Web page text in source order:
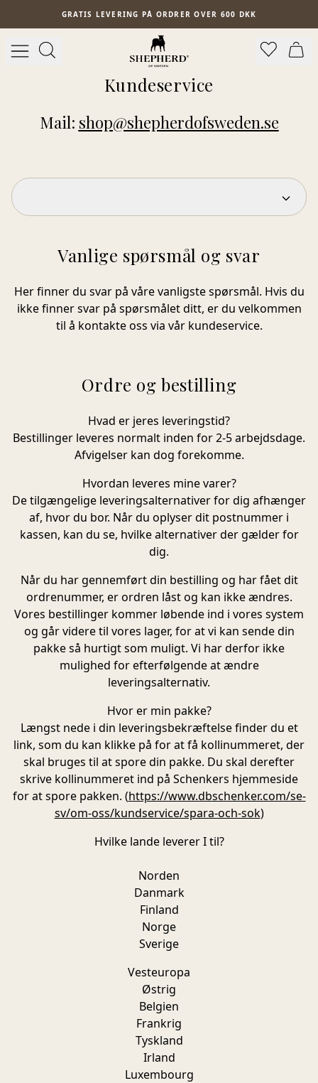
Spring til hovedindholdGRATIS LEVERING PÅ ORDRER OVER 600 DKK
Kundeservice
Mail: shop@shepherdofsweden.se
Vanlige spørsmål og svar
Her finner du svar på våre vanligste spørsmål. Hvis du
ikke finner svar på spørsmålet ditt, er du velkommen
til å kontakte oss via vår kundeservice.
Ordre og bestilling
Hvad er jeres leveringstid?
Bestillinger leveres normalt inden for 2-5 arbejdsdage.
Afvigelser kan dog forekomme.
Hvordan leveres mine varer?
De tilgængelige leveringsalternativer for dig afhænger
af, hvor du bor. Når du oplyser dit postnummer i
kassen, kan du se, hvilke alternativer der gælder for
dig.
Når du har gennemført din bestilling og har fået dit
ordrenummer, er ordren låst og kan ikke ændres.
Vores bestillinger kommer løbende ind i vores system
og går videre til vores lager, for at vi kan sende din
pakke så hurtigt som muligt. Vi har derfor ikke
mulighed for efterfølgende at ændre
leveringsalternativ.
Hvor er min pakke?
Længst nede i din leveringsbekræftelse finder du et
link, som du kan klikke på for at få kollinummeret, der
skal bruges til at spore din pakke. Du skal derefter
skrive kollinummeret ind på Schenkers hjemmeside
for at spore pakken. (https://www.dbschenker.com/se-
sv/om-oss/kundservice/spara-och-sok)
Hvilke lande leverer I til?
Norden
Danmark
Finland
Norge
Sverige
Vesteuropa
Østrig
Belgien
Frankrig
Tyskland
Irland
Luxembourg